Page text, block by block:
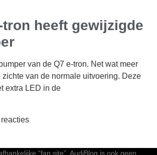
tron heeft gewijzigde
van de Q7 e-tron. Net wat meer
van de normale uitvoering. Deze
extra LED in de
“fan site”. AudiBlog is ook geen